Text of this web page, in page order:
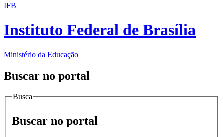
IFB
Instituto Federal de Brasília
Ministério da Educação
Buscar no portal
Busca
Buscar no portal